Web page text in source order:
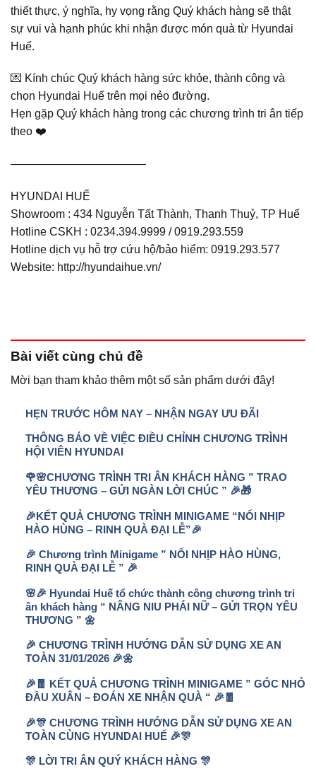
thiết thực, ý nghĩa, hy vọng rằng Quý khách hàng sẽ thật
sự vui và hạnh phúc khi nhận được món quà từ Hyundai
Huế.
💌 Kính chúc Quý khách hàng sức khỏe, thành công và
chọn Hyundai Huế trên mọi nẻo đường.
Hẹn gặp Quý khách hàng trong các chương trình tri ân tiếp
theo ❤️
————————————
HYUNDAI HUẾ
Showroom : 434 Nguyễn Tất Thành, Thanh Thuỷ, TP Huế
Hotline CSKH : 0234.394.9999 / 0919.293.559
Hotline dịch vụ hỗ trợ cứu hộ/bảo hiểm: 0919.293.577
Website: http://hyundaihue.vn/
Bài viết cùng chủ đề
Mời bạn tham khảo thêm một số sản phẩm dưới đây!
HẸN TRƯỚC HÔM NAY – NHẬN NGAY ƯU ĐÃI
THÔNG BÁO VỀ VIỆC ĐIỀU CHỈNH CHƯƠNG TRÌNH
HỘI VIÊN HYUNDAI
🌹🌸CHƯƠNG TRÌNH TRI ÂN KHÁCH HÀNG ” TRAO
YÊU THƯƠNG – GỬI NGÀN LỜI CHÚC ” 🎉🎁
🎉KẾT QUẢ CHƯƠNG TRÌNH MINIGAME “NỐI NHỊP
HÀO HÙNG – RINH QUÀ ĐẠI LỄ”🎉
🎉 Chương trình Minigame ” NỐI NHỊP HÀO HÙNG,
RINH QUÀ ĐẠI LỄ ” 🎉
🌸🎉 Hyundai Huế tổ chức thành công chương trình tri
ân khách hàng “ NÂNG NIU PHÁI NỮ – GỬI TRỌN YÊU
THƯƠNG ” 🌼
🎉 CHƯƠNG TRÌNH HƯỚNG DẪN SỬ DỤNG XE AN
TOÀN 31/01/2026 🎉🌼
🎉🧧 KẾT QUẢ CHƯƠNG TRÌNH MINIGAME ” GÓC NHỎ
ĐẦU XUÂN – ĐOÁN XE NHẬN QUÀ “ 🎉🧧
🎉🎊 CHƯƠNG TRÌNH HƯỚNG DẪN SỬ DỤNG XE AN
TOÀN CÙNG HYUNDAI HUẾ 🎉🎊
🎊 LỜI TRI ÂN QUÝ KHÁCH HÀNG 🎊